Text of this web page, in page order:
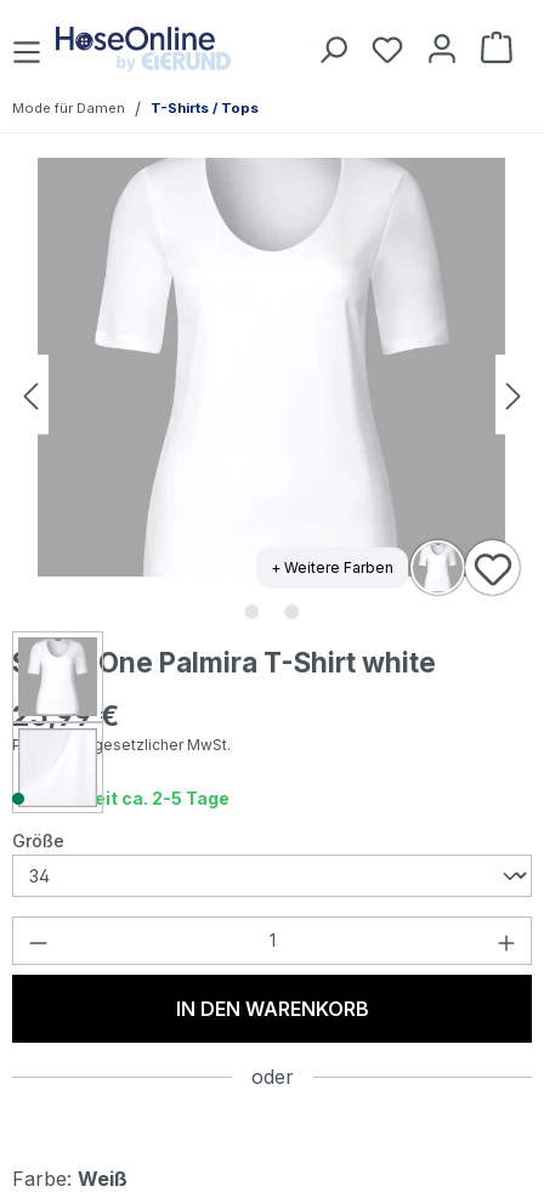
Zum Hauptinhalt springen
Mode für Damen / T-Shirts / Tops
Bildergalerie überspringen
+ Weitere Farben
Street One Palmira T-Shirt white
Regulärer Preis:
25,99 €
Preise inkl. gesetzlicher MwSt.
Lieferzeit ca. 2-5 Tage
Größe
Produkt Anzahl: Gib den gewünschten
IN DEN WARENKORB
oder
Farbe: Weiß